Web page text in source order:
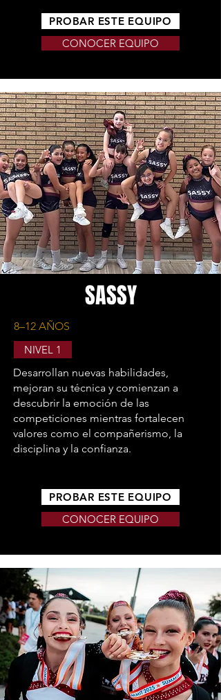
PROBAR ESTE EQUIPO
CONOCER EQUIPO
SASSY
8–12 AÑOS
NIVEL 1
Desarrollan nuevas habilidades,
mejoran su técnica y comienzan a
descubrir la emoción de las
competiciones mientras fortalecen
valores como el compañerismo, la
disciplina y la confianza.
PROBAR ESTE EQUIPO
CONOCER EQUIPO